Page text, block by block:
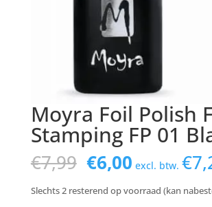
Moyra Foil Polish
Stamping FP 01
€7,99
prijs
was:
€6,00Huidige
prijs
is:
excl. btw. €
Slechts 2 resterend op voorraad (kan